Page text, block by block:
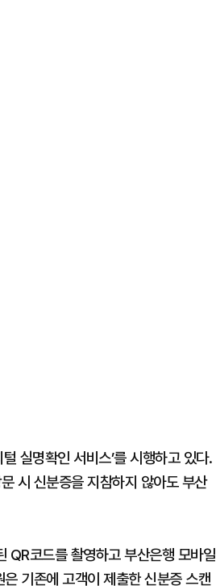
실명확인 서비스’를 시행하고 있다.
시 신분증을 지참하지 않아도 부산
QR코드를 촬영하고 부산은행 모바일
기존에 고객이 제출한 신분증 스캔